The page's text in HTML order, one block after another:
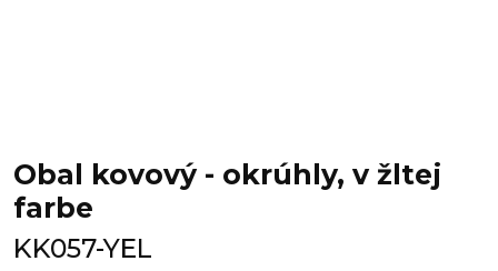
Obal kovový - okrúhly, v žltej
farbe
KK057-YEL